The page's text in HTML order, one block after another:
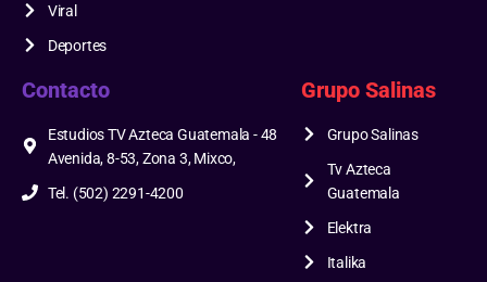
Viral
Deportes
Contacto
Estudios TV Azteca Guatemala - 48
Avenida, 8-53, Zona 3, Mixco,
Tel. (502) 2291-4200
Grupo Salinas
Grupo Salinas
Tv Azteca
Guatemala
Elektra
Italika